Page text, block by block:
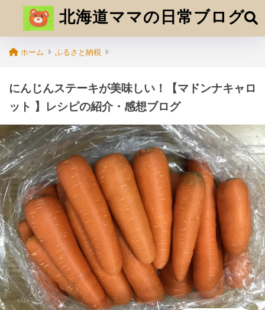
北海道ママの日常ブログ
ホーム ふるさと納税
にんじんステーキが美味しい！【マドンナキャロ
ット 】レシピの紹介・感想ブログ